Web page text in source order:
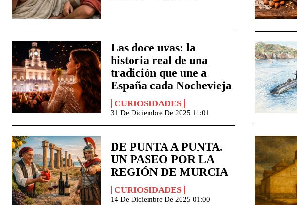
Las doce uvas: la
historia real de una
tradición que une a
España cada Nochevieja
CURIOSIDADES
31 De Diciembre De 2025 11:01
DE PUNTA A PUNTA.
UN PASEO POR LA
REGIÓN DE MURCIA
CURIOSIDADES
14 De Diciembre De 2025 01:00